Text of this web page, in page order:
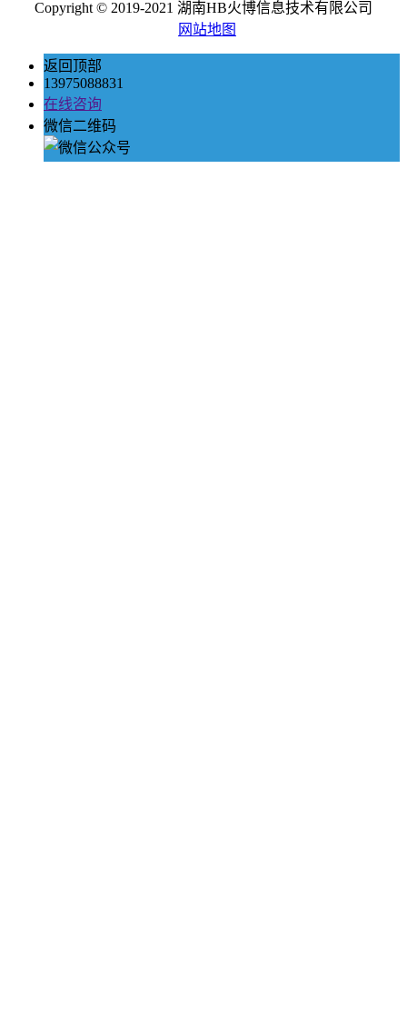
Copyright © 2019-2021 湖南HB火博信息技术有限公司
网站地图
返回顶部
13975088831
在线咨询
微信二维码